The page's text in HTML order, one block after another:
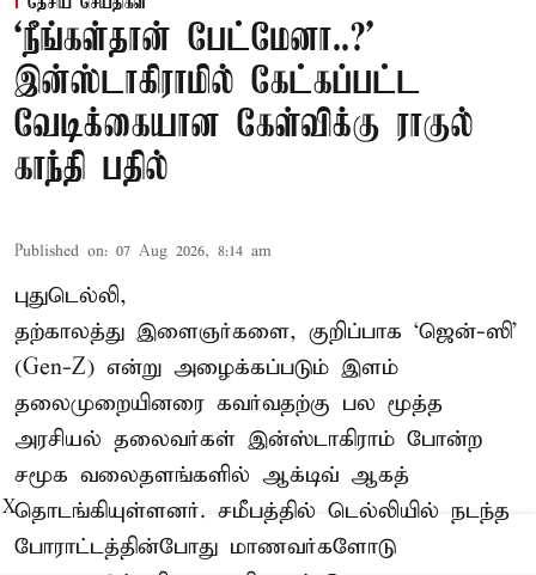
‘நீங்கள்தான் பேட்மேனா..?’
இன்ஸ்டாகிராமில் கேட்கப்பட்ட
வேடிக்கையான கேள்விக்கு ராகுல்
காந்தி பதில்
Published on: 07 Aug 2026, 8:14 am
புதுடெல்லி,
தற்காலத்து இளைஞர்களை, குறிப்பாக ‘ஜென்-ஸி’
(Gen-Z) என்று அழைக்கப்படும் இளம்
தலைமுறையினரை கவர்வதற்கு பல மூத்த
அரசியல் தலைவர்கள் இன்ஸ்டாகிராம் போன்ற
சமூக வலைதளங்களில் ஆக்டிவ் ஆகத்
தொடங்கியுள்ளனர். சமீபத்தில் டெல்லியில் நடந்த
போராட்டத்தின்போது மாணவர்களோடு
X